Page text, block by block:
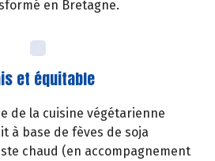
en Bretagne.
et équitable
de la cuisine végétarienne
à base de fèves de soja
chaud (en accompagnement